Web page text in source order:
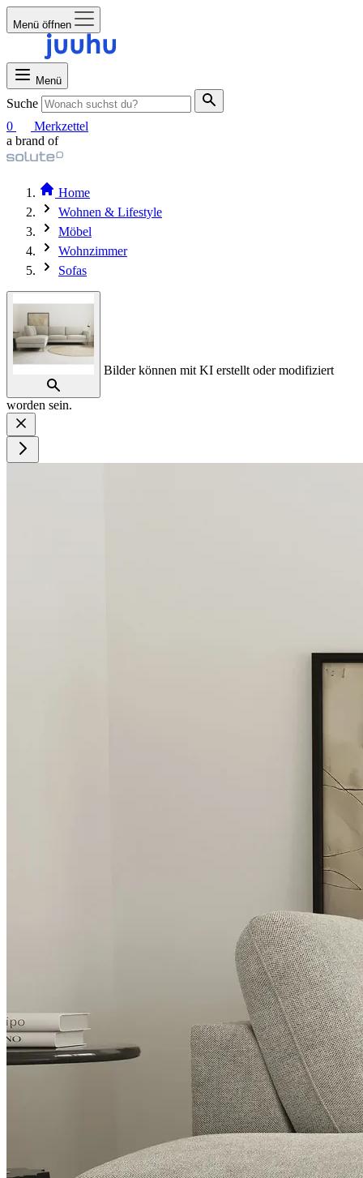
Menü öffnen
Menü
Suche
0
Merkzettel
a brand of
Home
Wohnen & Lifestyle
Möbel
Wohnzimmer
Sofas
Bilder können mit KI erstellt oder modifiziert
worden sein.